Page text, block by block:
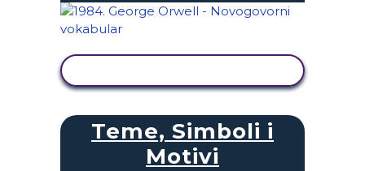
Teme, Simboli i
Motivi